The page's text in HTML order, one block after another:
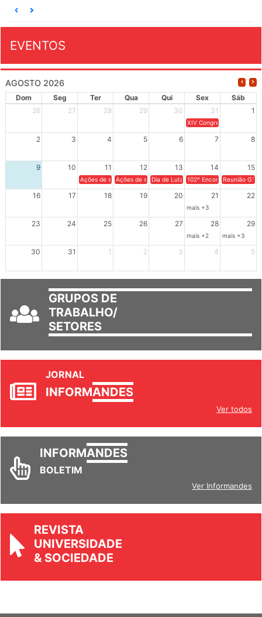
EVENTOS
AGOSTO 2026
Dom Seg Ter Qua Qui Sex
Sáb
26
27 28 29 30 31 1
XIV Congresso Brasileiro
2 3 4 5 6 7 8
9 10 11 12 13 14 15
Ações de solidariedade a Cuba no Rio Grande do Sul - 100
Ações de solidariedade a Cuba no Rio Grande do
Dia de Luta em Defesa de Cuba e da
102º Encontro da
Reunião
16 17 18 19 20 21 22
mais +3
23 24 25 26 27 28 29
mais +2 mais +3
30 31 1 2 3 4 5
GRUPOS DE
TRABALHO/
SETORES
JORNAL
INFORMANDES
Ver todos
INFORMANDES
BOLETIM
Ver Informandes
REVISTA
UNIVERSIDADE
& SOCIEDADE